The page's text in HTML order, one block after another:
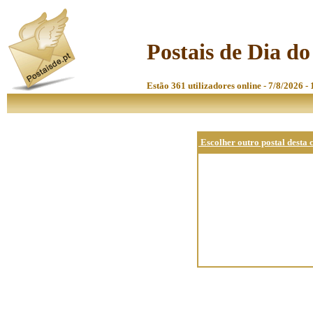
Postais de Dia
Estão 361 utilizadores online - 7/8/2026 -
Escolher outro postal desta